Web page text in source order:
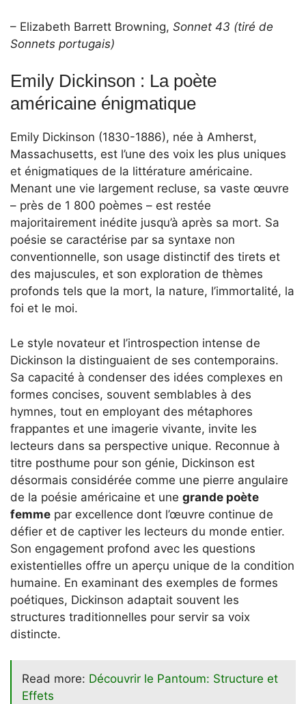
– Elizabeth Barrett Browning, Sonnet 43 (tiré de
Sonnets portugais)
Emily Dickinson : La poète
américaine énigmatique
Emily Dickinson (1830-1886), née à Amherst,
Massachusetts, est l’une des voix les plus uniques
et énigmatiques de la littérature américaine.
Menant une vie largement recluse, sa vaste œuvre
– près de 1 800 poèmes – est restée
majoritairement inédite jusqu’à après sa mort. Sa
poésie se caractérise par sa syntaxe non
conventionnelle, son usage distinctif des tirets et
des majuscules, et son exploration de thèmes
profonds tels que la mort, la nature, l’immortalité, la
foi et le moi.
Le style novateur et l’introspection intense de
Dickinson la distinguaient de ses contemporains.
Sa capacité à condenser des idées complexes en
formes concises, souvent semblables à des
hymnes, tout en employant des métaphores
frappantes et une imagerie vivante, invite les
lecteurs dans sa perspective unique. Reconnue à
titre posthume pour son génie, Dickinson est
désormais considérée comme une pierre angulaire
de la poésie américaine et une grande poète
femme par excellence dont l’œuvre continue de
défier et de captiver les lecteurs du monde entier.
Son engagement profond avec les questions
existentielles offre un aperçu unique de la condition
humaine. En examinant des exemples de formes
poétiques, Dickinson adaptait souvent les
structures traditionnelles pour servir sa voix
distincte.
Read more: Découvrir le Pantoum: Structure et
Effets